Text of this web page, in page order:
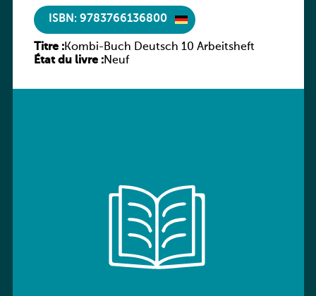
ISBN: 9783766136800
Titre :Kombi-Buch Deutsch 10 Arbeitsheft
État du livre :Neuf